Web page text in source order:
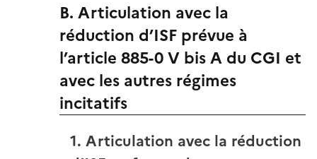
B. Articulation avec la
réduction d’ISF prévue à
l’article 885-0 V bis A du CGI et
avec les autres régimes
incitatifs
1. Articulation avec la réduction